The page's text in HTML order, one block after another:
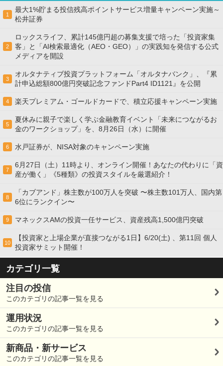
1
最大1%貯まる投信残高ポイントサービス増量キャンペーン実施～
松井証券
2
ロックスライフ、累計145億円超の募集支援で培った「投資家集
客」と「AI検索最適化（AEO・GEO）」の実践知を発信する公式
メディアを開設
3
オルタナティブ投資プラットフォーム「オルタナバンク」、『累
計申込総額800億円突破記念ファンドPart4 ID1121』を公開
4 楽天プレミアム・ゴールドカードで、積立応援キャンペーン実施
5
夏休みに親子で楽しく学ぶ金融教育イベント「未来につながるお
金のワークショップ」を、8月26日（水）に開催
6 水戸証券が、NISA対象のキャンペーン実施
7
6月27日（土）11時より、オンライン開催！あなたの代わりに「資
産が働く」《5種類》の投資スタイルを厳選紹介！
8
「カブアンド」株主数が100万人を突破 〜株主数101万人、国内第
6位にランクイン〜
9 マネックスAMの投資一任サービス、資産残高1,500億円突破
10
【投資家と上場企業が直接つながる1日】6/20(土) 、第11回 個人
投資家サミット開催！
カテゴリ一覧
注目の投信
このカテゴリの記事一覧を見る
運用状況
このカテゴリの記事一覧を見る
新商品・新サービス
このカテゴリの記事一覧を見る